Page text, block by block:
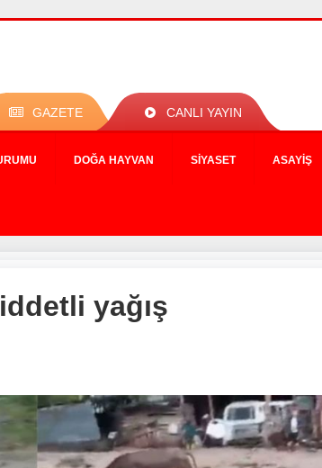
GAZETE CANLI YAYIN
DOĞA HAYVAN SIYASET ASAYIŞ
yağış